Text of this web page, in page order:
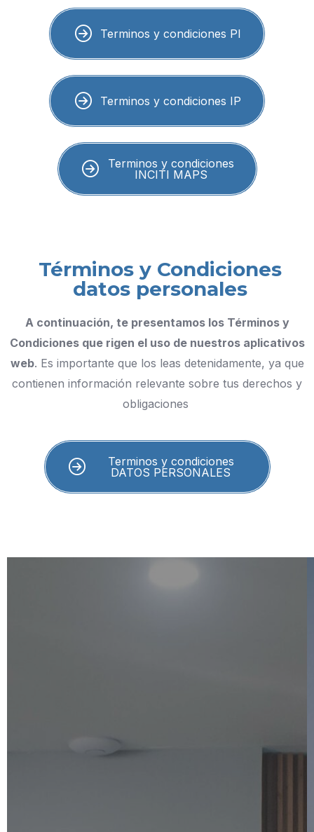
Terminos y condiciones PI
Terminos y condiciones IP
Terminos y condiciones
INCITI MAPS
Términos y Condiciones
datos personales
A continuación, te presentamos los Términos y
Condiciones que rigen el uso de nuestros aplicativos
web. Es importante que los leas detenidamente, ya que
contienen información relevante sobre tus derechos y
obligaciones
Terminos y condiciones
DATOS PERSONALES